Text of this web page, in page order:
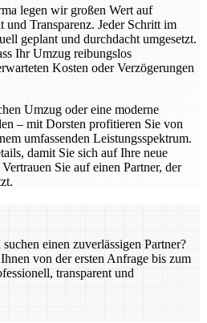
legen wir großen Wert auf
Transparenz. Jeder Schritt im
geplant und durchdacht umgesetzt.
Ihr Umzug reibungslos
Kosten oder Verzögerungen
Umzug oder eine moderne
– mit Dorsten profitieren Sie von
umfassenden Leistungsspektrum.
damit Sie sich auf Ihre neue
Sie auf einen Partner, der
einen zuverlässigen Partner?
von der ersten Anfrage bis zum
transparent und